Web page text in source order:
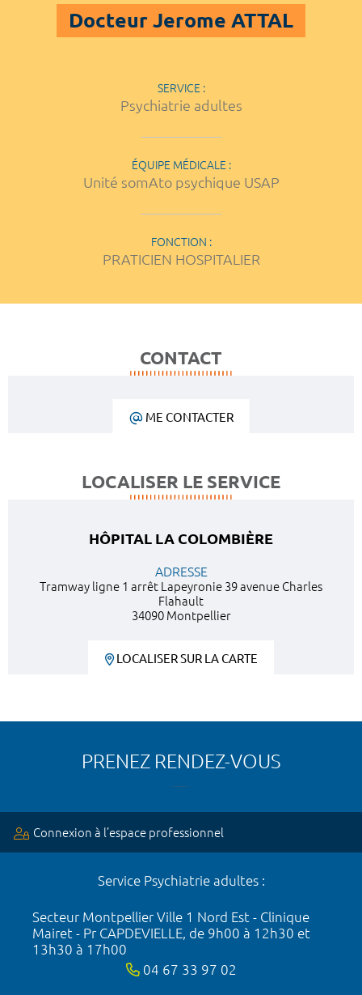
Docteur Jerome ATTAL
SERVICE :
Psychiatrie adultes
ÉQUIPE MÉDICALE :
Unité somAto psychique USAP
FONCTION :
PRATICIEN HOSPITALIER
CONTACT
ME CONTACTER
LOCALISER LE SERVICE
HÔPITAL LA COLOMBIÈRE
ADRESSE
Tramway ligne 1 arrêt Lapeyronie 39 avenue Charles
Flahault
34090 Montpellier
LOCALISER SUR LA CARTE
PRENEZ RENDEZ-VOUS
Connexion à l’espace professionnel
Service Psychiatrie adultes :
Secteur Montpellier Ville 1 Nord Est - Clinique
Mairet - Pr CAPDEVIELLE, de 9h00 à 12h30 et
13h30 à 17h00
04 67 33 97 02